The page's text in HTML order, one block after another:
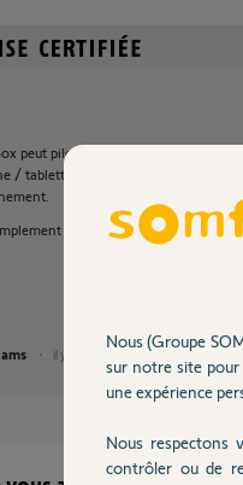
peut piloter en automatique (via
/ tablette que vous soyez en local ou
que vos récepteurs
il y a plus de 11 ans
Nous (Groupe
sur notre site
une expérience
Nous respectons
contrôler ou de